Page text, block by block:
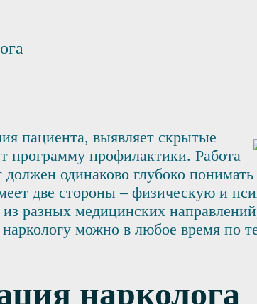
пациента, выявляет скрытые
программу профилактики. Работа
должен одинаково глубоко
две стороны – физическую и
разных медицинских
можно в любое время по
нарколога